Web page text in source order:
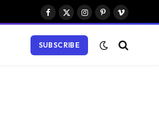
Facebook
X
Instagram
PinterestVimeo
SUBSCRIBE